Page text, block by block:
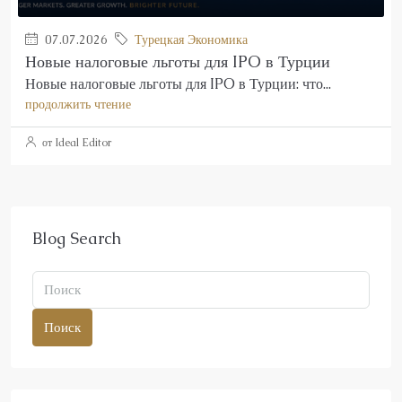
07.07.2026 Турецкая Экономика
Новые налоговые льготы для IPO в Турции
Новые налоговые льготы для IPO в Турции: что...
продолжить чтение
от Ideal Editor
Blog Search
Поиск